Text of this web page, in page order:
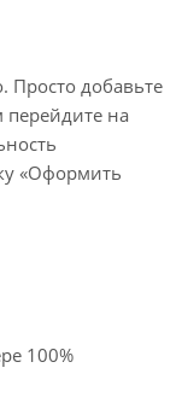
Просто добавьте
на
«Оформить
100%